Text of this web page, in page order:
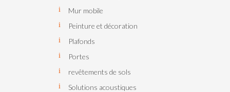
Mur mobile
Peinture et décoration
Plafonds
Portes
revêtements de sols
Solutions acoustiques